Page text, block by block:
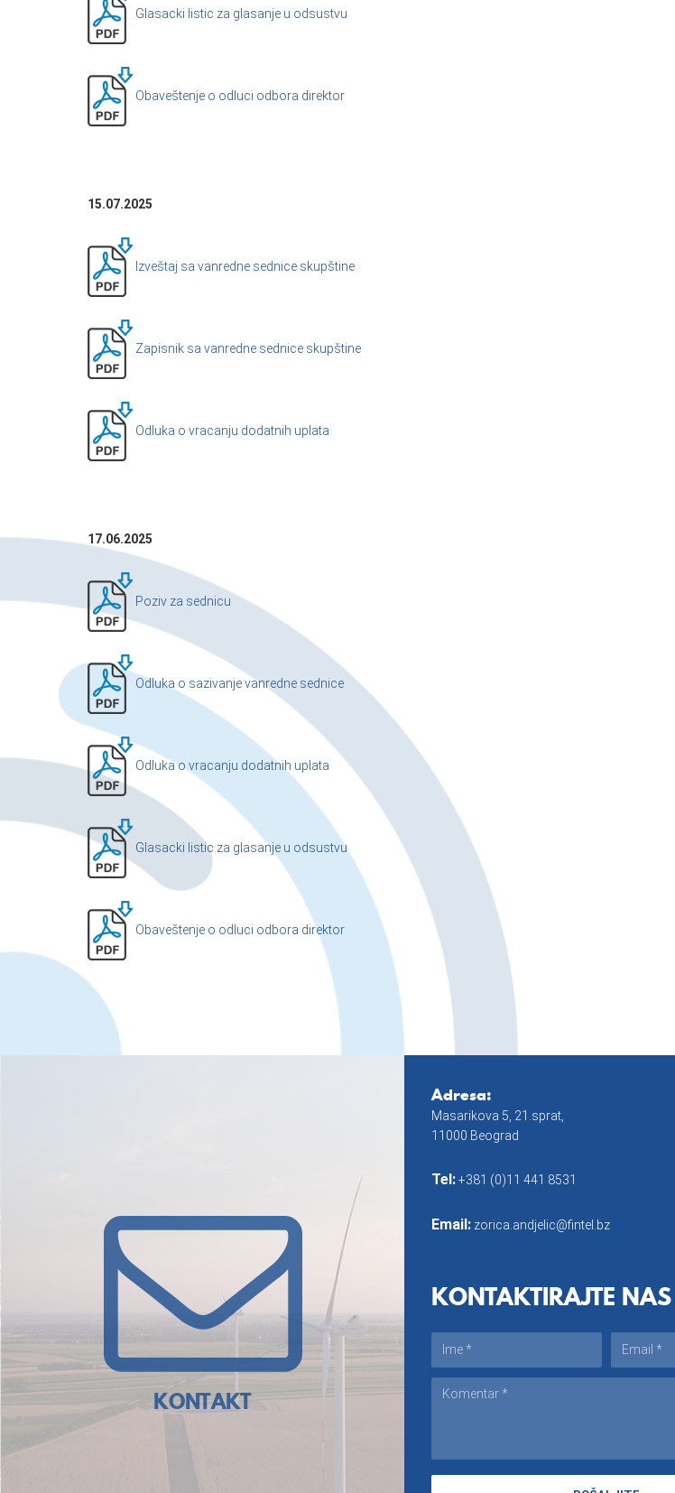
Glasacki listic za glasanje u odsustvu
Obaveštenje o odluci odbora direktor
15.07.2025
Izveštaj sa vanredne sednice skupštine
Zapisnik sa vanredne sednice skupštine
Odluka o vracanju dodatnih uplata
17.06.2025
Poziv za sednicu
Odluka o sazivanje vanredne sednice
Odluka o vracanju dodatnih uplata
Glasacki listic za glasanje u odsustvu
Obaveštenje o odluci odbora direktor
KONTAKT
Adresa:
Masarikova 5, 21.sprat,
11000 Beograd
Tel:+381 (0)11 441 8531
Email: zorica.andjelic@fintel.bz
KONTAKTIRAJTE NAS